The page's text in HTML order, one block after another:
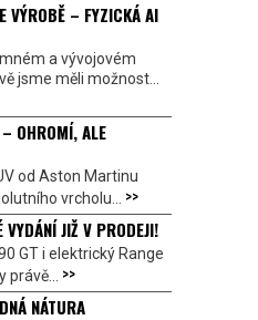
VÝROBĚ – FYZICKÁ AI
a vývojovém
jsme měli možnost...
OHROMÍ, ALE
od Aston Martinu
vrcholu... >>
JIŽ V PRODEJI!
GT i elektrický Range
právě... >>
NÁTURA